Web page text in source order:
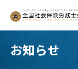
お知らせ